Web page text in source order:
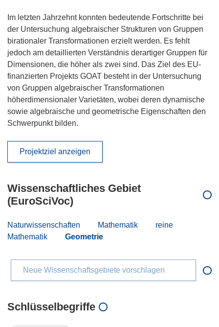
Im letzten Jahrzehnt konnten bedeutende Fortschritte bei
der Untersuchung algebraischer Strukturen von Gruppen
birationaler Transformationen erzielt werden. Es fehlt
jedoch am detaillierten Verständnis derartiger Gruppen für
Dimensionen, die höher als zwei sind. Das Ziel des EU-
finanzierten Projekts GOAT besteht in der Untersuchung
von Gruppen algebraischer Transformationen
höherdimensionaler Varietäten, wobei deren dynamische
sowie algebraische und geometrische Eigenschaften den
Schwerpunkt bilden.
Projektziel anzeigen
Wissenschaftliches Gebiet
(EuroSciVoc)
Naturwissenschaften Mathematik
reine
Mathematik
Geometrie
Neue Wissenschaftsgebiete vorschlagen
Schlüsselbegriffe